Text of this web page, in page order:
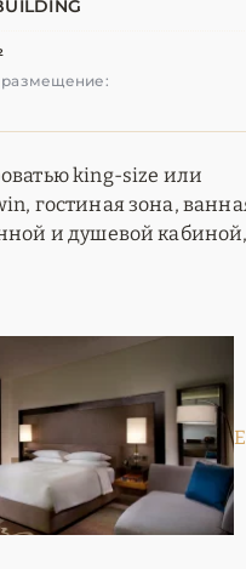
king-size или
гостиная зона,
и душевой кабиной,